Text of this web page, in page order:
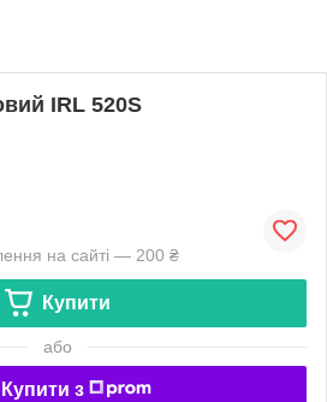
IRL 520S
на сайті — 200 ₴
Купити
або
Купити з